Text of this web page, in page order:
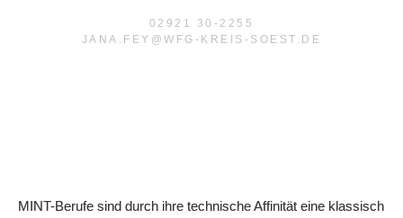
02921 30-2255
JANA.FEY@WFG-KREIS-SOEST.DE
MINT-Berufe sind durch ihre technische Affinität eine klassisch